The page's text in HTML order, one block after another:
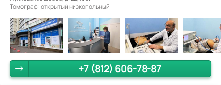
Томограф: открытый низкопольный
+7 (812) 606-78-87